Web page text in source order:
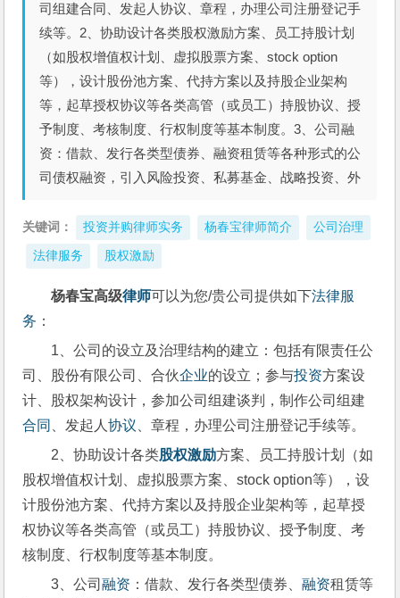
司组建合同、发起人协议、章程，办理公司注册登记手
续等。2、协助设计各类股权激励方案、员工持股计划
（如股权增值权计划、虚拟股票方案、stock option
等），设计股份池方案、代持方案以及持股企业架构
等，起草授权协议等各类高管（或员工）持股协议、授
予制度、考核制度、行权制度等基本制度。3、公司融
资：借款、发行各类型债券、融资租赁等各种形式的公
司债权融资，引入风险投资、私募基金、战略投资、外
关键词： 投资并购律师实务 杨春宝律师简介 公司治理
法律服务 股权激励
杨春宝高级律师可以为您/贵公司提供如下法律服
务 ：
1、公司的设立及治理结构的建立：包括有限责任公
司、股份有限公司、合伙企业的设立；参与投资方案设
计、股权架构设计，参加公司组建谈判，制作公司组建
合同
、发起人协议 、章程，办理公司注册登记手续等。
2、协助设计各类股权激励方案、员工持股计划（如
股权增值权计划、虚拟股票方案、stock option等），设
计股份池方案、代持方案以及持股企业架构等，起草授
权协议等各类高管（或员工）持股协议、授予制度、考
核制度、行权制度等基本制度。
3、公司融资 ：借款、发行各类型债券、融资租赁等